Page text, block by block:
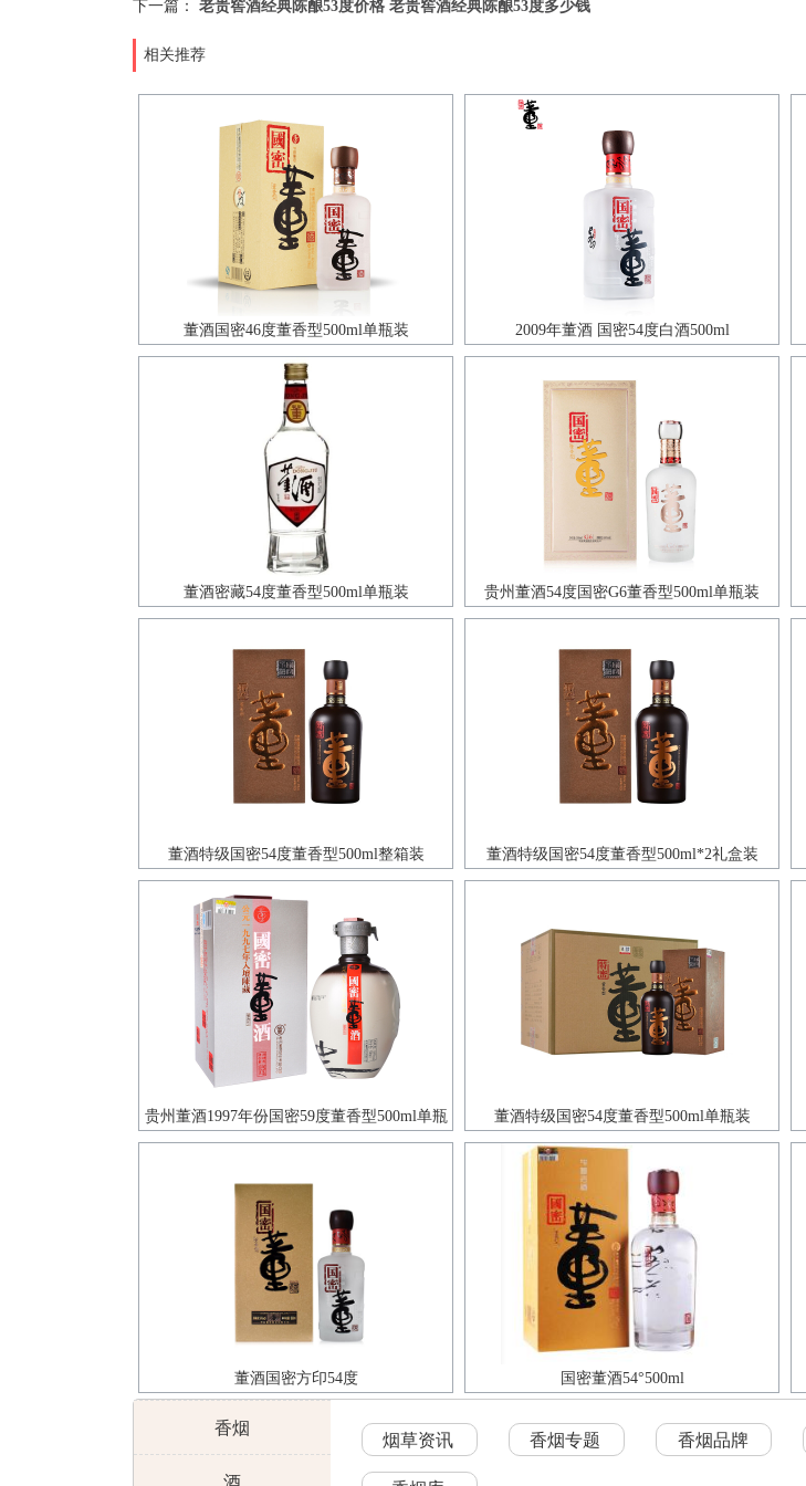
下一篇： 老贵窖酒经典陈酿53度价格 老贵窖酒经典陈酿53度多少钱
相关推荐
董酒国密46度董香型500ml单瓶装 2009年董酒 国密54度白酒500ml
董酒密藏54度董香型500ml单瓶装 贵州董酒54度国密G6董香型500ml单瓶装
董酒特级国密54度董香型500ml整箱装 董酒特级国密54度董香型500ml*2礼盒装
贵州董酒1997年份国密59度董香型500ml单瓶
装
董酒特级国密54度董香型500ml单瓶装
董酒国密方印54度 国密董酒54°500ml
香烟
烟草资讯 香烟专题 香烟品牌